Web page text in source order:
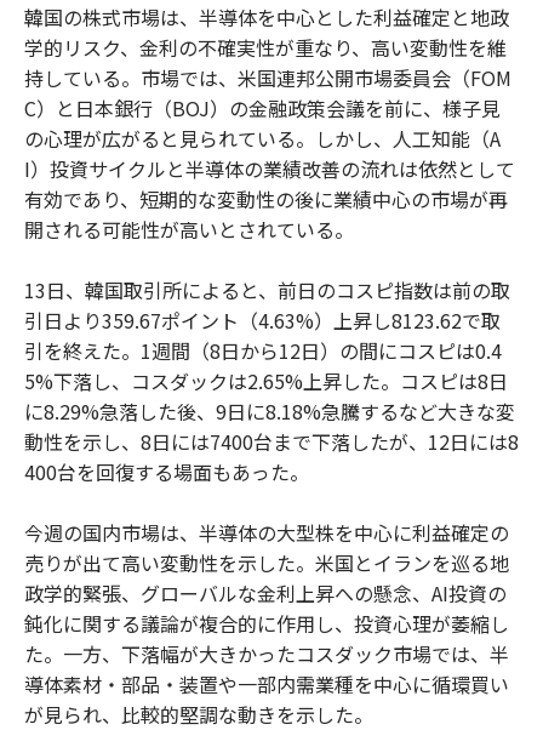
韓国の株式市場は、半導体を中心とした利益確定と地政
学的リスク、金利の不確実性が重なり、高い変動性を維
持している。市場では、米国連邦公開市場委員会（FOM
C）と日本銀行（BOJ）の金融政策会議を前に、様子見
の心理が広がると見られている。しかし、人工知能（A
I）投資サイクルと半導体の業績改善の流れは依然として
有効であり、短期的な変動性の後に業績中心の市場が再
開される可能性が高いとされている。
13日、韓国取引所によると、前日のコスピ指数は前の取
引日より359.67ポイント（4.63%）上昇し8123.62で取
引を終えた。1週間（8日から12日）の間にコスピは0.4
5%下落し、コスダックは2.65%上昇した。コスピは8日
に8.29%急落した後、9日に8.18%急騰するなど大きな変
動性を示し、8日には7400台まで下落したが、12日には8
400台を回復する場面もあった。
今週の国内市場は、半導体の大型株を中心に利益確定の
売りが出て高い変動性を示した。米国とイランを巡る地
政学的緊張、グローバルな金利上昇への懸念、AI投資の
鈍化に関する議論が複合的に作用し、投資心理が萎縮し
た。一方、下落幅が大きかったコスダック市場では、半
導体素材・部品・装置や一部内需業種を中心に循環買い
が見られ、比較的堅調な動きを示した。